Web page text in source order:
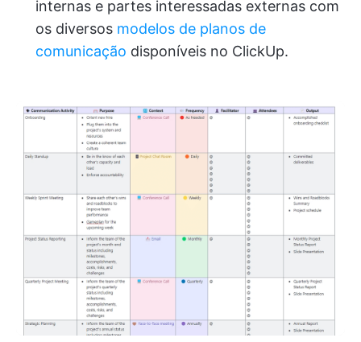
internas e partes interessadas externas com
os diversos modelos de planos de
comunicação disponíveis no ClickUp.